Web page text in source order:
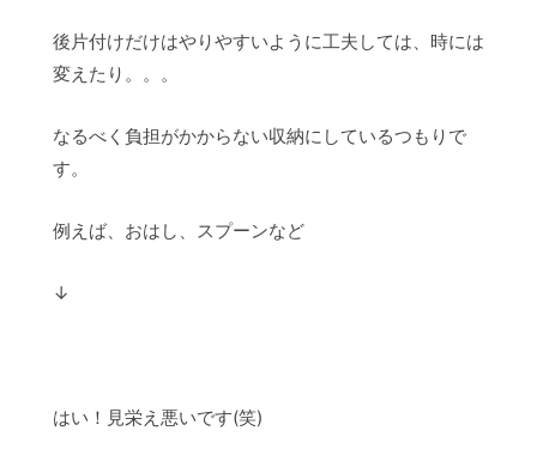
後片付けだけはやりやすいように工夫しては、時には
変えたり。。。
なるべく負担がかからない収納にしているつもりで
す。
例えば、おはし、スプーンなど
↓
はい！見栄え悪いです(笑)